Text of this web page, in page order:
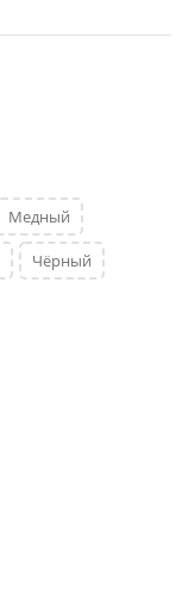
Медный
Чёрный